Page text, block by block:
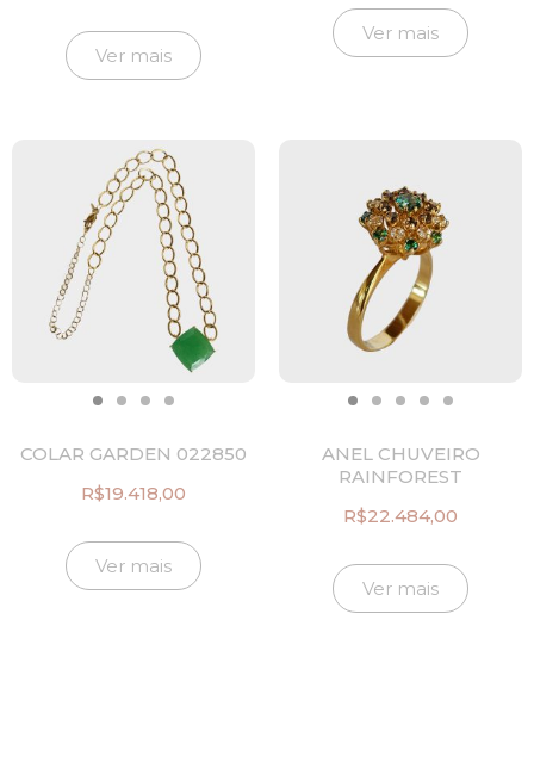
Ver mais
Ver mais
COLAR GARDEN 022850
R$19.418,00
Ver mais
ANEL CHUVEIRO
RAINFOREST
R$22.484,00
Ver mais